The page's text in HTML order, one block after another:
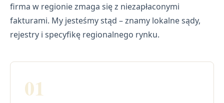
firma w regionie zmaga się z niezapłaconymi
fakturami. My jesteśmy stąd – znamy lokalne sądy,
rejestry i specyfikę regionalnego rynku.
01